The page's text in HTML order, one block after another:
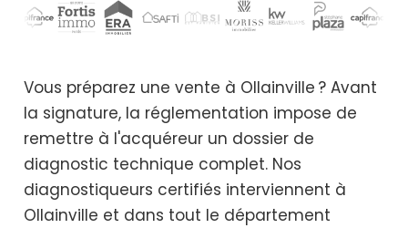
Vous préparez une vente à Ollainville ? Avant
la signature, la réglementation impose de
remettre à l'acquéreur un dossier de
diagnostic technique complet. Nos
diagnostiqueurs certifiés interviennent à
Ollainville et dans tout le département